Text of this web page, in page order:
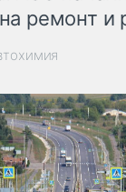
ремонт и